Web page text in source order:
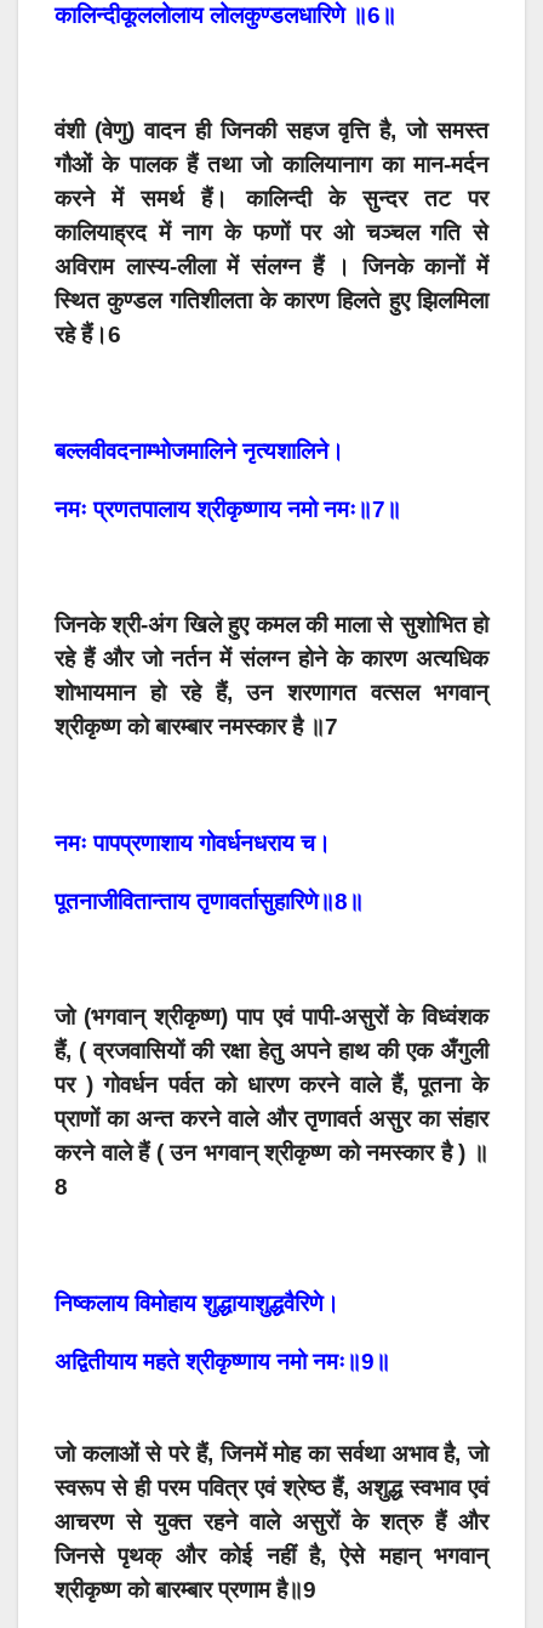
कालिन्दीकूललोलाय लोलकुण्डलधारिणे ॥6॥
वंशी (वेणु) वादन ही जिनकी सहज वृत्ति है, जो समस्त
गौओं के पालक हैं तथा जो कालियानाग का मान-मर्दन
करने में समर्थ हैं। कालिन्दी के सुन्दर तट पर
कालियाह्रद में नाग के फणों पर ओ चञ्चल गति से
अविराम लास्य-लीला में संलग्न हैं । जिनके कानों में
स्थित कुण्डल गतिशीलता के कारण हिलते हुए झिलमिला
रहे हैं।6
बल्लवीवदनाम्भोजमालिने नृत्यशालिने।
नमः प्रणतपालाय श्रीकृष्णाय नमो नमः॥7॥
जिनके श्री-अंग खिले हुए कमल की माला से सुशोभित हो
रहे हैं और जो नर्तन में संलग्न होने के कारण अत्यधिक
शोभायमान हो रहे हैं, उन शरणागत वत्सल भगवान्
श्रीकृष्ण को बारम्बार नमस्कार है ॥7
नमः पापप्रणाशाय गोवर्धनधराय च।
पूतनाजीवितान्ताय तृणावर्तासुहारिणे॥8॥
जो (भगवान् श्रीकृष्ण) पाप एवं पापी-असुरों के विध्वंशक
हैं, ( व्रजवासियों की रक्षा हेतु अपने हाथ की एक अँगुली
पर ) गोवर्धन पर्वत को धारण करने वाले हैं, पूतना के
प्राणों का अन्त करने वाले और तृणावर्त असुर का संहार
करने वाले हैं ( उन भगवान् श्रीकृष्ण को नमस्कार है ) ॥
8
निष्कलाय विमोहाय शुद्धायाशुद्धवैरिणे।
अद्वितीयाय महते श्रीकृष्णाय नमो नमः॥9॥
जो कलाओं से परे हैं, जिनमें मोह का सर्वथा अभाव है, जो
स्वरूप से ही परम पवित्र एवं श्रेष्ठ हैं, अशुद्ध स्वभाव एवं
आचरण से युक्त रहने वाले असुरों के शत्रु हैं और
जिनसे पृथक् और कोई नहीं है, ऐसे महान् भगवान्
श्रीकृष्ण को बारम्बार प्रणाम है॥9